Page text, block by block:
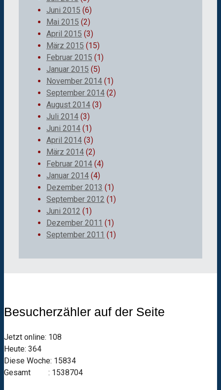
Juni 2015 (6)
Mai 2015 (2)
April 2015 (3)
März 2015 (15)
Februar 2015 (1)
Januar 2015 (5)
November 2014 (1)
September 2014 (2)
August 2014 (3)
Juli 2014 (3)
Juni 2014 (1)
April 2014 (3)
März 2014 (2)
Februar 2014 (4)
Januar 2014 (4)
Dezember 2013 (1)
September 2012 (1)
Juni 2012 (1)
Dezember 2011 (1)
September 2011 (1)
Besucherzähler auf der Seite
Jetzt online: 108
Heute: 364
Diese Woche: 15834
Gesamt : 1538704